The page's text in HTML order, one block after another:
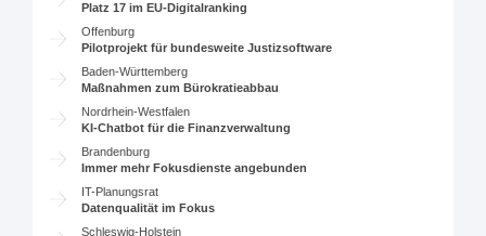
Platz 17 im EU-Digitalranking
Offenburg
Pilotprojekt für bundesweite Justizsoftware
Baden-Württemberg
Maßnahmen zum Bürokratieabbau
Nordrhein-Westfalen
KI-Chatbot für die Finanzverwaltung
Brandenburg
Immer mehr Fokusdienste angebunden
IT-Planungsrat
Datenqualität im Fokus
Schleswig-Holstein